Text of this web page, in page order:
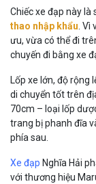
Chiếc xe đạp này là
thao nhập khẩu .
ưu, vừa có thể đi
chuyến đi bằng xe
Lốp xe lớn, độ rộng
di chuyển tốt trên
70cm – loại lốp
trang bị phanh đĩa
phía sau.
Xe đạp Nghĩa Hải
với thương hiệu